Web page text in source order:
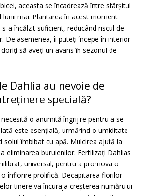
aceasta se încadrează între sfârșitul
lunii mai. Plantarea în acest moment
a încălzit suficient, reducând riscul de
De asemenea, îi puteți începe în interior
să aveți un avans în sezonul de
Dahlia au nevoie de
specială?
o anumită îngrijire pentru a se
este esențială, urmărind o umiditate
solul îmbibat cu apă. Mulcirea ajută la
eliminarea buruienilor. Fertilizați Dahlias
universal, pentru a promova o
înflorire prolifică. Decapitarea florilor
tinere va încuraja creșterea numărului